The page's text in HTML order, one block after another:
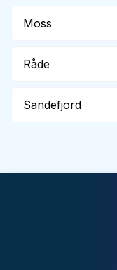
Moss
Råde
Sandefjord